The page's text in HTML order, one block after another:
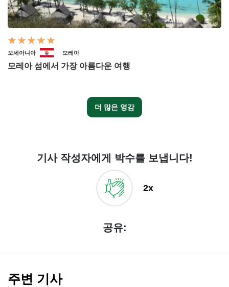
오세아니아 모레아
모레아 섬에서 가장 아름다운 여행
더 많은 영감
기사 작성자에게 박수를 보냅니다!
2x
공유:
주변 기사